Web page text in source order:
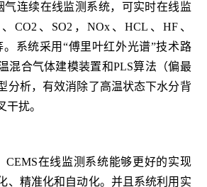
气连续在线监测系统，可实时在线监
CO2、SO2，NOx、HCL、HF、
。系统采用“傅里叶红外光谱”技术路
混合气体建模装置和PLS算法（偏最
分析，有效消除了高温状态下水分背
干扰。
CEMS在线监测系统能够更好的实现
、精准化和自动化。并且系统利用实